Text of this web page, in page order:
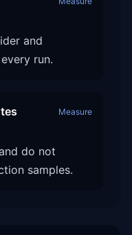
and
run.
Measure
do not
samples.